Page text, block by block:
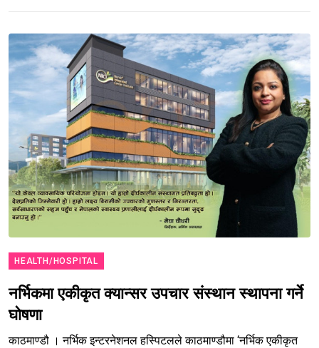
HEALTH/HOSPITAL
नर्भिकमा एकीकृत क्यान्सर उपचार संस्थान स्थापना गर्ने
घोषणा
काठमाण्डौ । नर्भिक इन्टरनेशनल हस्पिटलले काठमाण्डौमा ‘नर्भिक एकीकृत